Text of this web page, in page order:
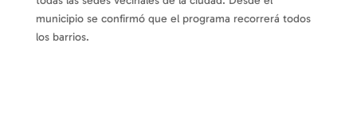
municipio se confirmó que el programa recorrerá todos
los barrios.